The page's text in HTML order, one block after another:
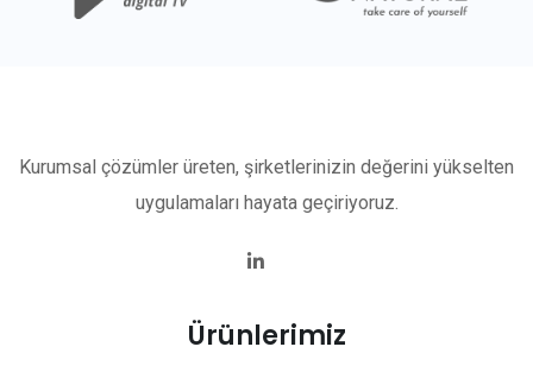
Kurumsal çözümler üreten, şirketlerinizin değerini yükselten
uygulamaları hayata geçiriyoruz.
Ürünlerimiz